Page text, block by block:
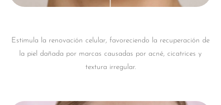
Estimula la renovación celular, favoreciendo la recuperación de
la piel dañada por marcas causadas por acné, cicatrices y
textura irregular.